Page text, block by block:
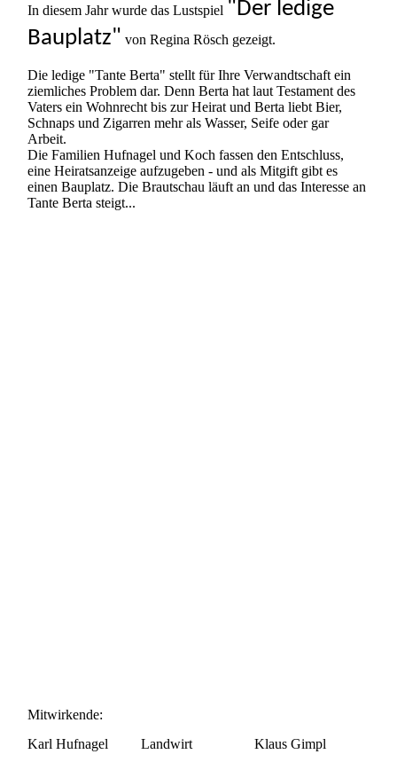
In diesem Jahr wurde das Lustspiel "Der ledige
Bauplatz" von Regina Rösch gezeigt.
Die ledige "Tante Berta" stellt für Ihre Verwandtschaft ein
ziemliches Problem dar. Denn Berta hat laut Testament des
Vaters ein Wohnrecht bis zur Heirat und Berta liebt Bier,
Schnaps und Zigarren mehr als Wasser, Seife oder gar
Arbeit.
Die Familien Hufnagel und Koch fassen den Entschluss,
eine Heiratsanzeige aufzugeben - und als Mitgift gibt es
einen Bauplatz. Die Brautschau läuft an und das Interesse an
Tante Berta steigt...
Mitwirkende:
Karl Hufnagel
Landwirt
Klaus Gimpl